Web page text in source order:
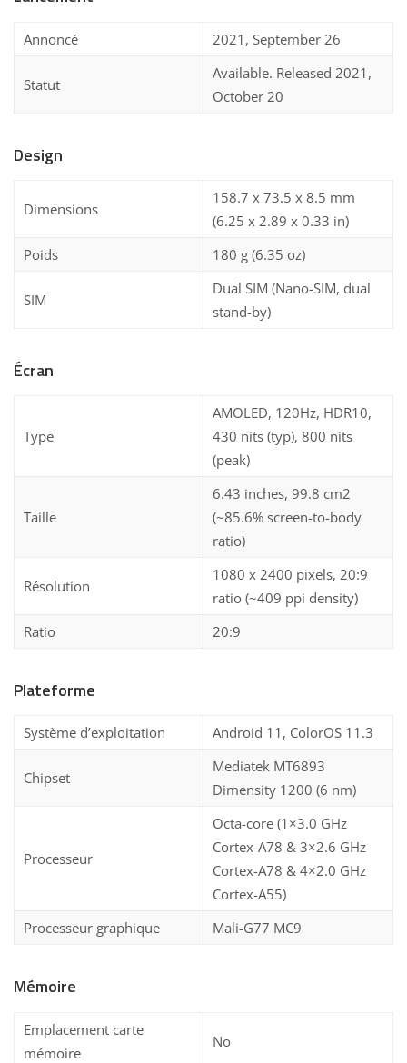
Annoncé 2021, September 26
Statut
Available. Released 2021,
October 20
Design
Dimensions
158.7 x 73.5 x 8.5 mm
(6.25 x 2.89 x 0.33 in)
Poids
180 g (6.35 oz)
SIM
Dual SIM (Nano-SIM, dual
stand-by)
Écran
Type
AMOLED, 120Hz, HDR10,
430 nits (typ), 800 nits
(peak)
Taille
6.43 inches, 99.8 cm2
(~85.6% screen-to-body
ratio)
Résolution
1080 x 2400 pixels, 20:9
ratio (~409 ppi density)
Ratio
20:9
Plateforme
Système d’exploitation Android 11, ColorOS 11.3
Chipset
Mediatek MT6893
Dimensity 1200 (6 nm)
Processeur
Octa-core (1×3.0 GHz
Cortex-A78 & 3×2.6 GHz
Cortex-A78 & 4×2.0 GHz
Cortex-A55)
Processeur graphique
Mali-G77 MC9
Mémoire
Emplacement carte
mémoire
No